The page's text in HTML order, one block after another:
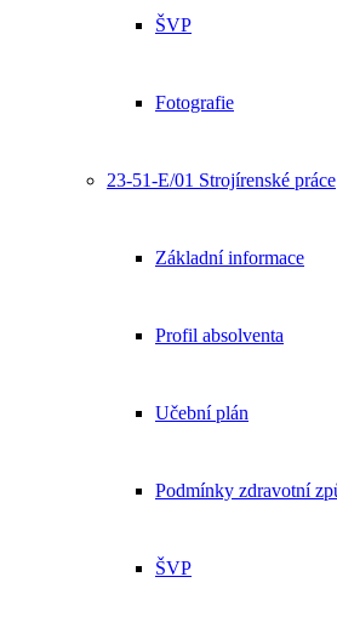
ŠVP
Fotografie
23-51-E/01 Strojírenské práce
Základní informace
Profil absolventa
Učební plán
Podmínky zdravotní
ŠVP